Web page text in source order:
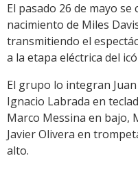
El pasado 26 de mayo
nacimiento de Miles
transmitiendo el
a la etapa eléctrica del
El grupo lo integran
Ignacio Labrada en
Marco Messina en bajo,
Javier Olivera en
alto.